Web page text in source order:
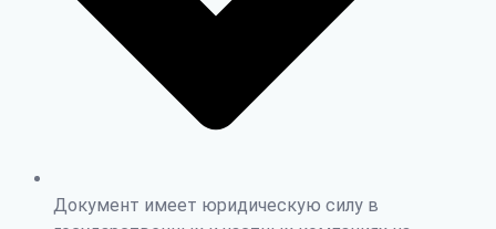
Документ имеет юридическую силу в